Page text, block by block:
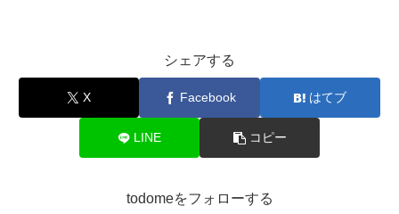
シェアする
X Facebook はてブ
LINE コピー
todomeをフォローする